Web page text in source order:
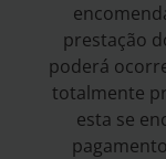
prestação
poderá
totalmente
esta se